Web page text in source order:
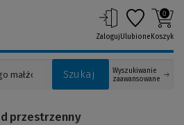
Szukaj
Wyszukiwanie
zaawansowane
ZalogujUlubione
0
Koszyk
przestrzenny